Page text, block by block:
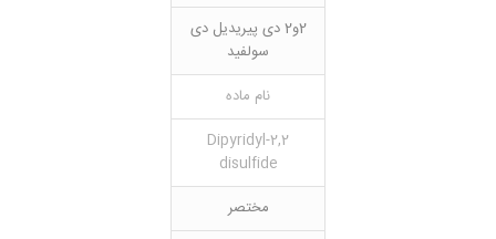
2و2 دی پیریدیل دی
سولفید
نام ماده
2,2-Dipyridyl
disulfide
مختصر